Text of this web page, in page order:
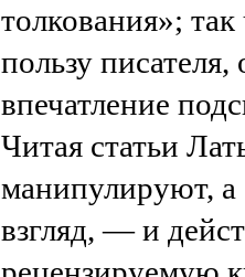
толкования»;
пользу писателя,
впечатление
Читая статьи
манипулируют, а
взгляд, — и